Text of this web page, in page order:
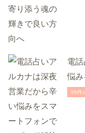
電
悩
99件